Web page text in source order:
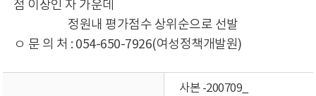
점 이상인 자 가운데
정원내 평가점수 상위순으로 선발
ㅇ 문 의 처 : 054-650-7926(여성정책개발원)
사본 -200709_